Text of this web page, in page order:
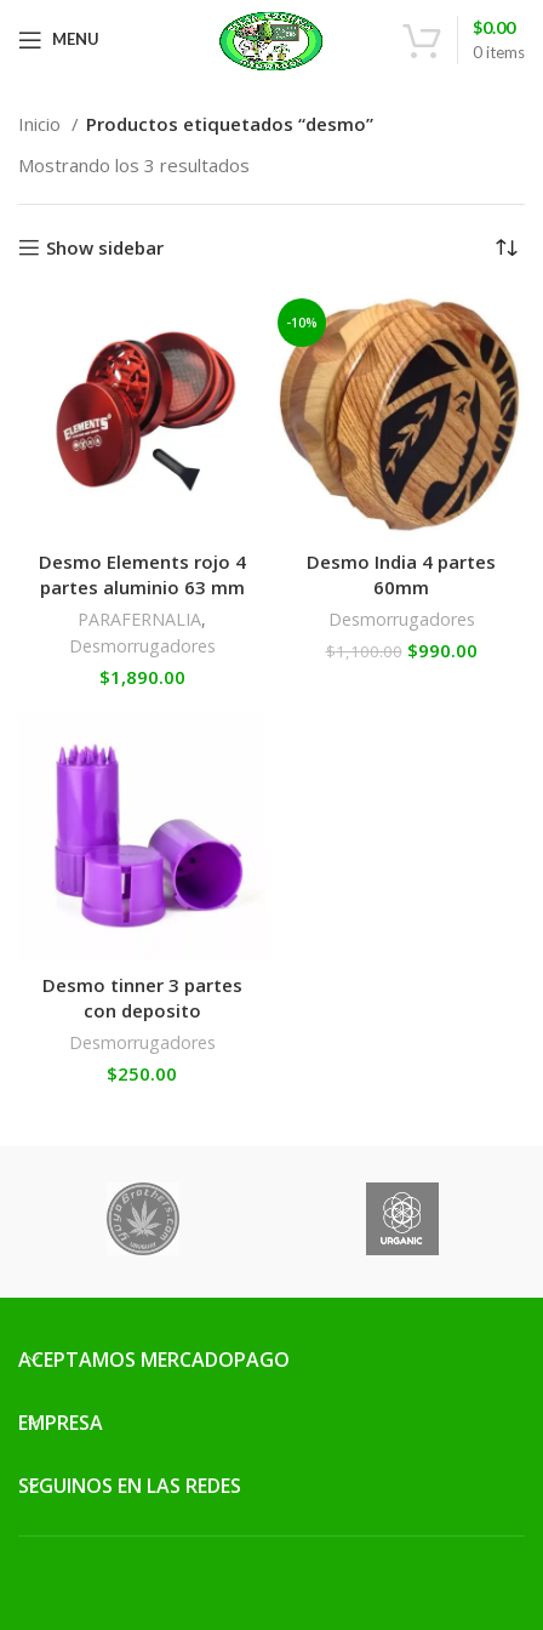
MENU
0items
$0.00
Inicio
Productos etiquetados “desmo”
Mostrando los 3 resultados
Show sidebar
Desmo Elements rojo 4
partes aluminio 63 mm
PARAFERNALIA,
Desmorrugadores
$1,890.00
-10%
Desmo India 4 partes
60mm
Desmorrugadores
$1,100.00 $990.00
Desmo tinner 3 partes
con deposito
Desmorrugadores
$250.00
ACEPTAMOS MERCADOPAGO
EMPRESA
SEGUINOS EN LAS REDES